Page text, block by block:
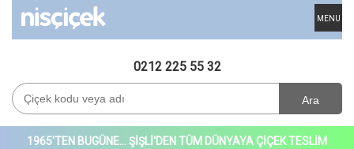
MENU
0212 225 55 32
Ara
1965'TEN BUGÜNE... ŞİŞLİ'DEN TÜM DÜNYAYA ÇİÇEK TESLİM